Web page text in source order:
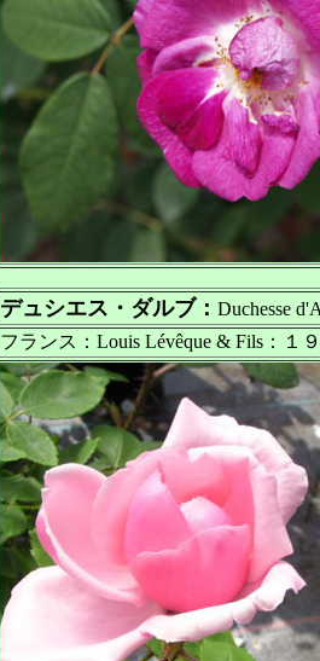
デュシエス・ダルブ： Duchesse
フランス：Louis Lévêque & Fils：１